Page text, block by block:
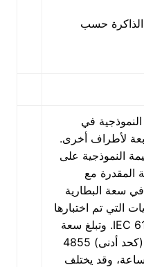
حسب
في
لأطراف أخرى.
النموذجية على
مع
سعة البطارية
التي تم اختبارها
وفقًا لمعيار IEC 61960. وتبلغ سعة
البطارية المقدَّرة (كحد أدنى) 4855
وقد يختلف